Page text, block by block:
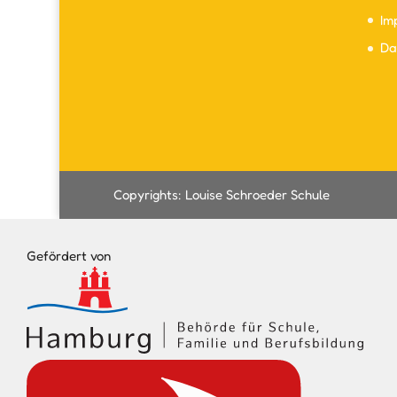
Copyrights: Louise Schroeder Schule
Gefördert von